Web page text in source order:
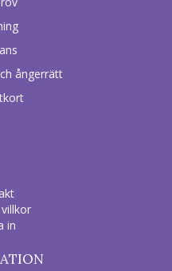
ångerrätt
in